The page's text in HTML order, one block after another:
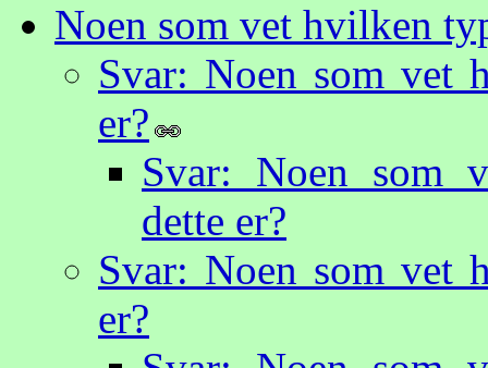
Noen som vet hvilken
Svar: Noen som vet
er?
Svar: Noen som
dette er?
Svar: Noen som vet
er?